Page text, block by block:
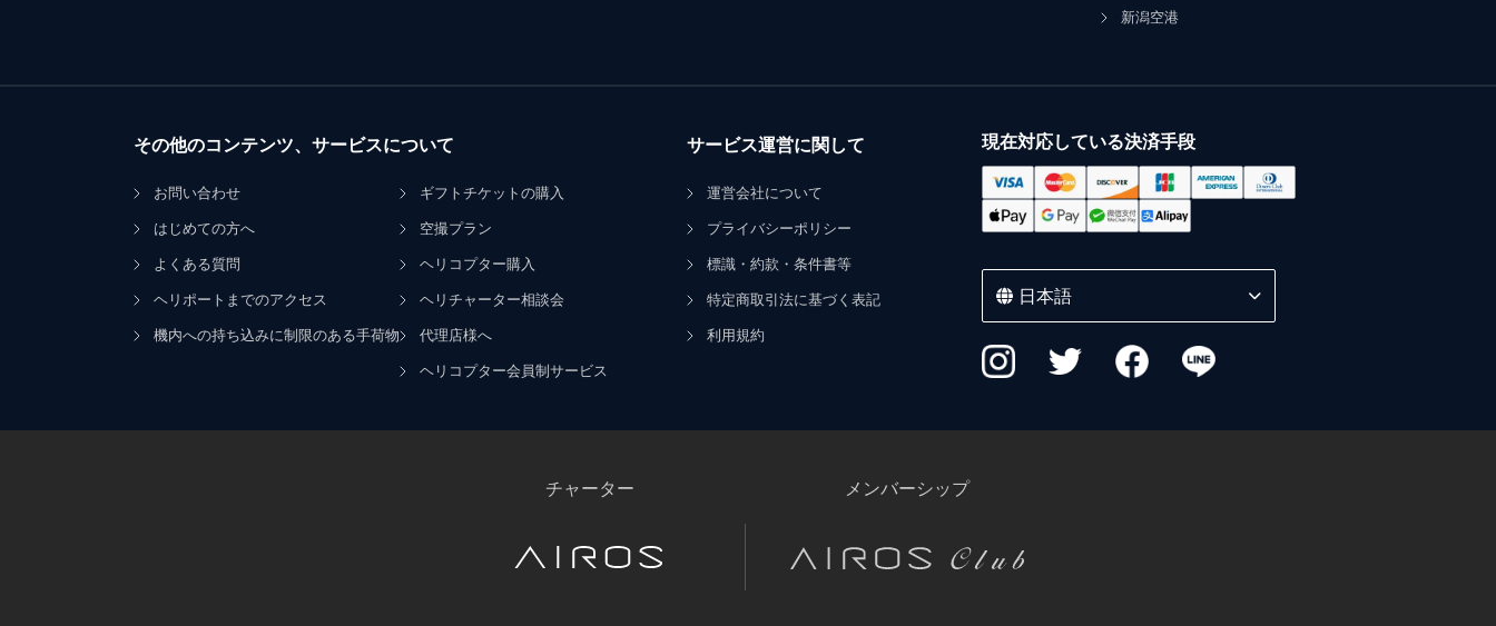
新潟空港
その他のコンテンツ、サービスについて
お問い合わせ
はじめての方へ
よくある質問
ヘリポートまでのアクセス
機内への持ち込みに制限のある手荷物
ギフトチケットの購入
空撮プラン
ヘリコプター購入
ヘリチャーター相談会
代理店様へ
ヘリコプター会員制サービス
サービス運営に関して
運営会社について
プライバシーポリシー
標識・約款・条件書等
特定商取引法に基づく表記
利用規約
現在対応している決済手段
日本語
チャーター メンバーシップ